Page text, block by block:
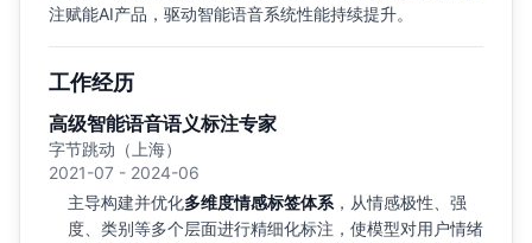
注赋能AI产品，驱动智能语音系统性能持续提升。
工作经历
高级智能语音语义标注专家
字节跳动（上海）
2021-07 - 2024-06
主导构建并优化多维度情感标签体系 ，从情感极性、强
度、类别等多个层面进行精细化标注，使模型对用户情绪